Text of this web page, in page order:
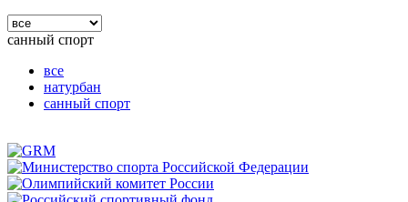
санный спорт
все
натурбан
санный спорт